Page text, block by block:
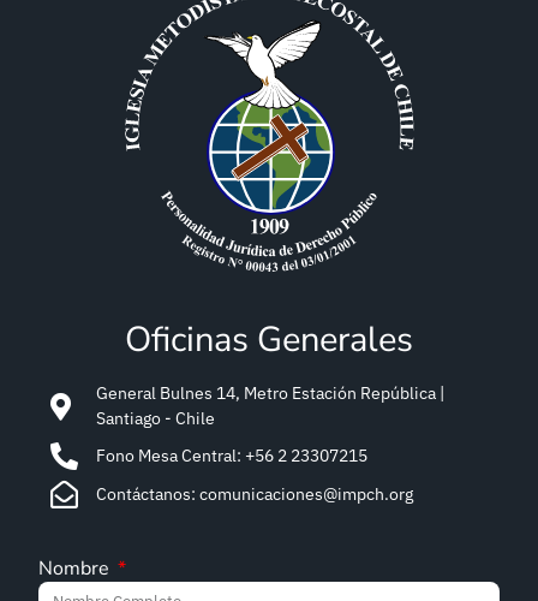
Oficinas Generales
General Bulnes 14, Metro Estación República |
Santiago - Chile
Fono Mesa Central: +56 2 23307215
Contáctanos: comunicaciones@impch.org
Nombre